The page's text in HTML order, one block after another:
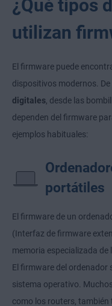
¿Qué tipos
utilizan
El firmware puede
dispositivos modernos. De
digitales , desde las
dependen del firmware
ejemplos habituales:
portátiles
El firmware de un
(Interfaz de firmware
memoria especializada de
El firmware del ordenador
sistema operativo.
como los routers, también